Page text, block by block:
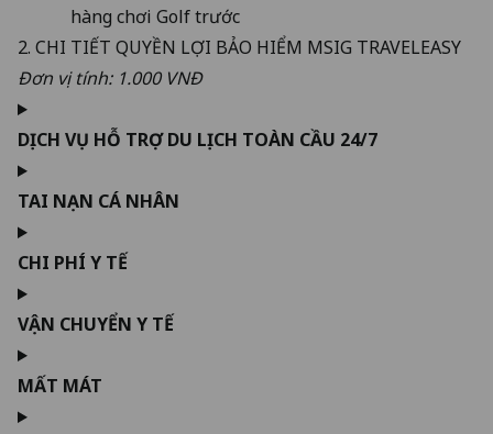
hàng chơi Golf trước
2. CHI TIẾT QUYỀN LỢI BẢO HIỂM MSIG TRAVELEASY
Đơn vị tính: 1.000 VNĐ
DỊCH VỤ HỖ TRỢ DU LỊCH TOÀN CẦU 24/7
TAI NẠN CÁ NHÂN
CHI PHÍ Y TẾ
VẬN CHUYỂN Y TẾ
MẤT MÁT